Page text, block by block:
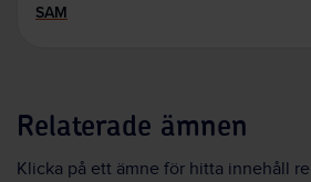
SAM
Relaterade ämnen
Klicka på ett ämne för hitta innehåll